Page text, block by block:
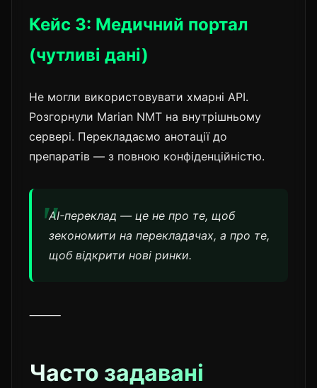
Кейс 3: Медичний портал
(чутливі дані)
Не могли використовувати хмарні API.
Розгорнули Marian NMT на внутрішньому
сервері. Перекладаємо анотації до
препаратів — з повною конфіденційністю.
AI-переклад — це не про те, щоб
зекономити на перекладачах, а про те,
щоб відкрити нові ринки.
⸻
Часто задавані